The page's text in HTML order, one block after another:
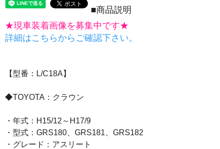
■商品説明
★現車装着画像を募集中です★
詳細はこちらからご確認下さい。
【型番：L/C18A】
◆TOYOTA：クラウン
・年式：H15/12～H17/9
・型式：GRS180、GRS181、GRS182
・グレード：アスリート